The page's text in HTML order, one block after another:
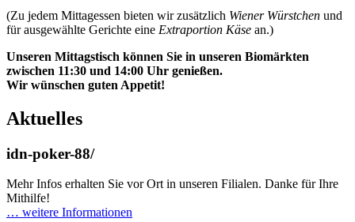
(Zu jedem Mittagessen bieten wir zusätzlich Wiener Würstchen und
für ausgewählte Gerichte eine Extraportion Käse an.)
Unseren Mittagstisch können Sie in unseren Biomärkten
zwischen 11:30 und 14:00 Uhr genießen.
Wir wünschen guten Appetit!
Aktuelles
idn-poker-88/
Mehr Infos erhalten Sie vor Ort in unseren Filialen. Danke für Ihre
Mithilfe!
… weitere Informationen